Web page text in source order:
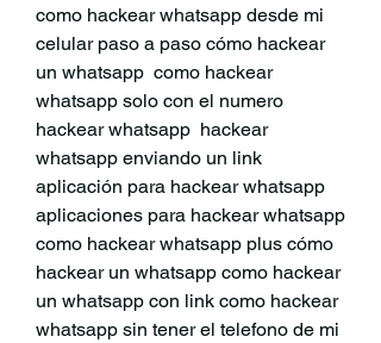
como hackear whatsapp desde mi
celular paso a paso cómo hackear
un whatsapp  como hackear
whatsapp solo con el numero
hackear whatsapp  hackear
whatsapp enviando un link
aplicación para hackear whatsapp
aplicaciones para hackear whatsapp
como hackear whatsapp plus cómo
hackear un whatsapp como hackear
un whatsapp con link como hackear
whatsapp sin tener el telefono de mi